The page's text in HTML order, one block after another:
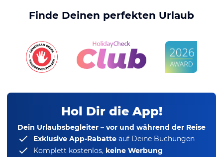
Finde Deinen perfekten Urlaub
Hol Dir die App!
Dein Urlaubsbegleiter – vor und während der Reise
Exklusive App-Rabatte auf Deine Buchungen
Komplett kostenlos, keine Werbung